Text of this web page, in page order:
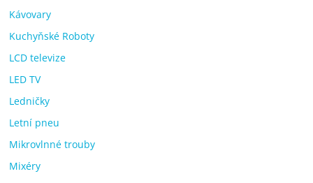
Kávovary
Kuchyňské Roboty
LCD televize
LED TV
Ledničky
Letní pneu
Mikrovlnné trouby
Mixéry